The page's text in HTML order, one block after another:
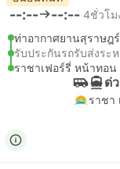
--:-- --:-- 4ชั่วโ
ท่าอากาศยานสุราษฎ
รับประกันรถรับส่งระ
ราชาเฟอร์รี่ หน้าทอน
ด่
ราชา